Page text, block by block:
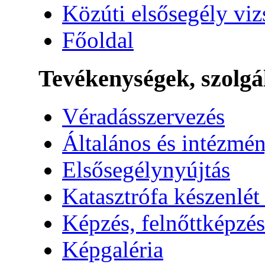
Közúti elsősegély
Főoldal
Tevékenységek,
Véradásszervezés
Általános és
Elsősegélynyújtás
Katasztrófa
Képzés, felnőttképzés
Képgaléria